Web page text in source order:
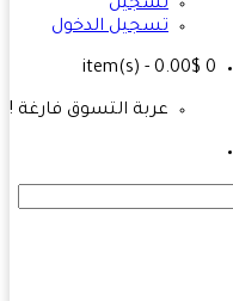
تسجيل
تسجيل الدخول
item(s)
- 0.00$
عربة التسوق فارغة !